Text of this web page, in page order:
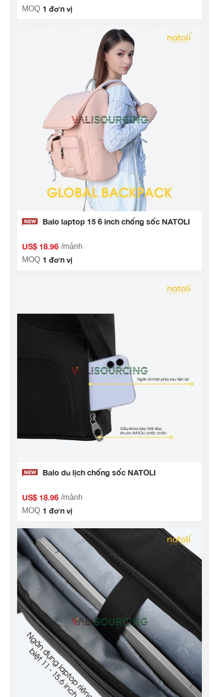
MOQ 1 đơn vị
Balo laptop 15 6 inch chống sốc NATOLI
US$ 18.96 /mảnh
MOQ 1 đơn vị
Balo du lịch chống sốc NATOLI
US$ 18.96 /mảnh
MOQ 1 đơn vị